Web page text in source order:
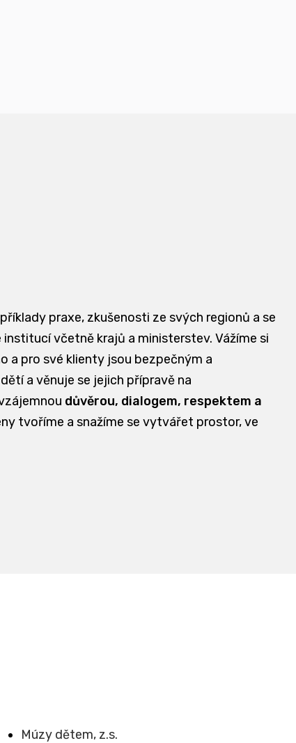
praxe, zkušenosti ze svých regionů a se
včetně krajů a ministerstev. Vážíme si
a pro své klienty jsou bezpečným a
a věnuje se jejich přípravě na
důvěrou, dialogem, respektem a
tvoříme a snažíme se vytvářet prostor, ve
Múzy dětem, z.s.